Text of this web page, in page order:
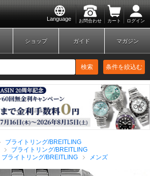
Language お問合わせ カート ログイン
ログイン
ブランドから探す
ショップ ガイド マガジン
検索 条件を絞込む
ブライトリング/BREITLING
ブライトリング/BREITLING
ブライトリング/BREITLING
メンズ